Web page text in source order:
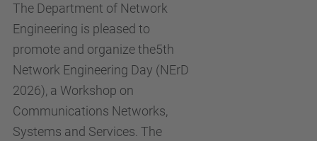
The Department of Network
Engineering is pleased to
promote and organize the5th
Network Engineering Day (NErD
2026), a Workshop on
Communications Networks,
Systems and Services. The